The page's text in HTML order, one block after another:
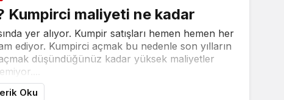
Kumpirci maliyeti ne kadar
yer alıyor. Kumpir satışları hemen hemen her
ediyor. Kumpirci açmak bu nedenle son yılların
düşündüğünüz kadar yüksek maliyetler
Oku